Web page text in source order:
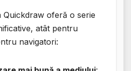
Quickdraw oferă o serie
atât pentru
navigatori: